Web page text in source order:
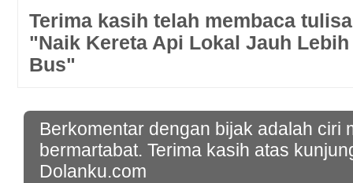
Terima kasih telah membaca
"Naik Kereta Api Lokal Jauh
Bus"
Berkomentar dengan bijak adalah ciri
bermartabat. Terima kasih atas
Dolanku.com